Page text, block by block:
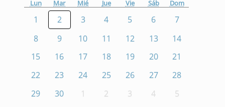
Lun Mar Mié Jue Vie Sáb Dom
1 2 3 4 5 6
7
8
9 10 11 12 13
14
15
16 17 18 19 20
21
22
23 24 25 26 27
28
29
30 1 2 3 4 5